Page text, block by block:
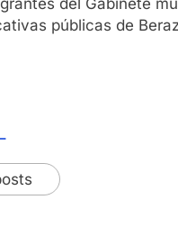
públicas de